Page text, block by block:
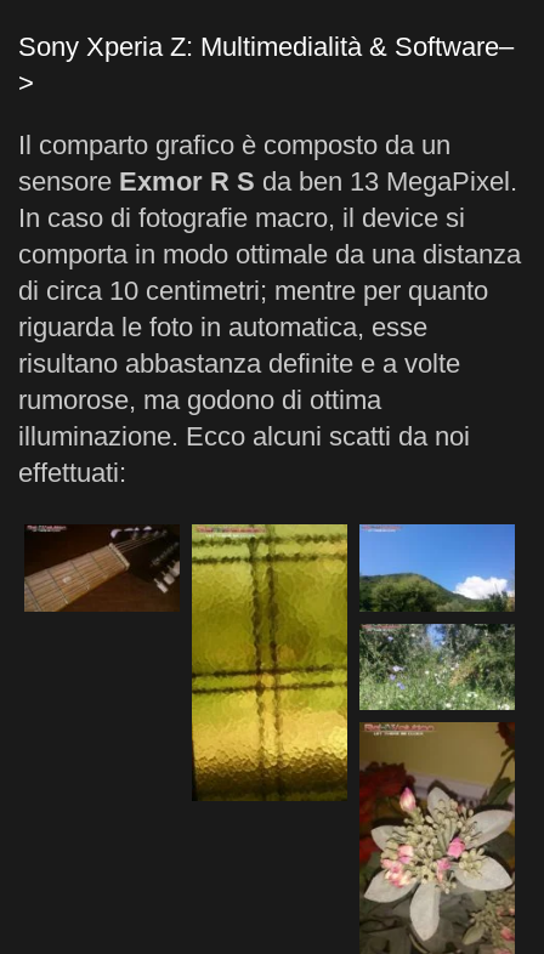
Sony Xperia Z: Multimedialità & Software–
>
Il comparto grafico è composto da un
sensore Exmor R S da ben 13 MegaPixel.
In caso di fotografie macro, il device si
comporta in modo ottimale da una distanza
di circa 10 centimetri; mentre per quanto
riguarda le foto in automatica, esse
risultano abbastanza definite e a volte
rumorose, ma godono di ottima
illuminazione. Ecco alcuni scatti da noi
effettuati: